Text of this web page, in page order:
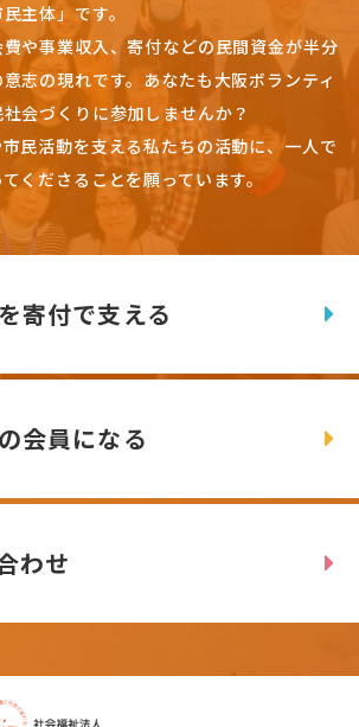
主体」です。
や事業収入、寄付などの民間資金が半分
志の現れです。 あなたも大阪ボランティ
会づくりに参加しませんか？
民活動を支える私たちの活動に、一人で
くださることを願っています。
寄付で支える
会員になる
わせ